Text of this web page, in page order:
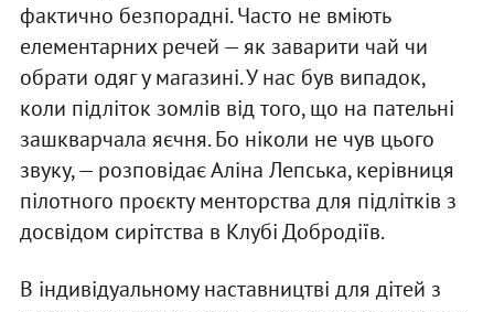
фактично безпорадні. Часто не вміють
елементарних речей — як заварити чай чи
обрати одяг у магазині. У нас був випадок,
коли підліток зомлів від того, що на пательні
зашкварчала яєчня. Бо ніколи не чув цього
звуку, — розповідає Аліна Лепська, керівниця
пілотного проєкту менторства для підлітків з
досвідом сирітства в Клубі Добродіїв.
В індивідуальному наставництві для дітей з